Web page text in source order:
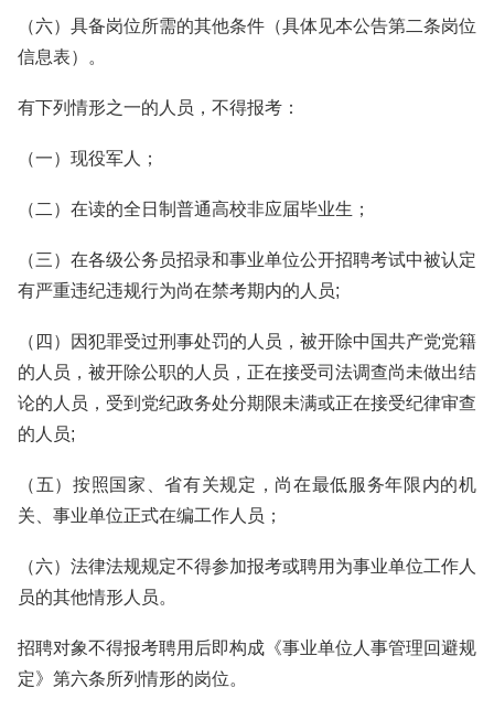
（六）具备岗位所需的其他条件（具体见本公告第二条岗位
信息表）。
有下列情形之一的人员，不得报考：
（一）现役军人；
（二）在读的全日制普通高校非应届毕业生；
（三）在各级公务员招录和事业单位公开招聘考试中被认定
有严重违纪违规行为尚在禁考期内的人员;
（四）因犯罪受过刑事处罚的人员，被开除中国共产党党籍
的人员，被开除公职的人员，正在接受司法调查尚未做出结
论的人员，受到党纪政务处分期限未满或正在接受纪律审查
的人员;
（五）按照国家、省有关规定，尚在最低服务年限内的机
关、事业单位正式在编工作人员；
（六）法律法规规定不得参加报考或聘用为事业单位工作人
员的其他情形人员。
招聘对象不得报考聘用后即构成《事业单位人事管理回避规
定》第六条所列情形的岗位。